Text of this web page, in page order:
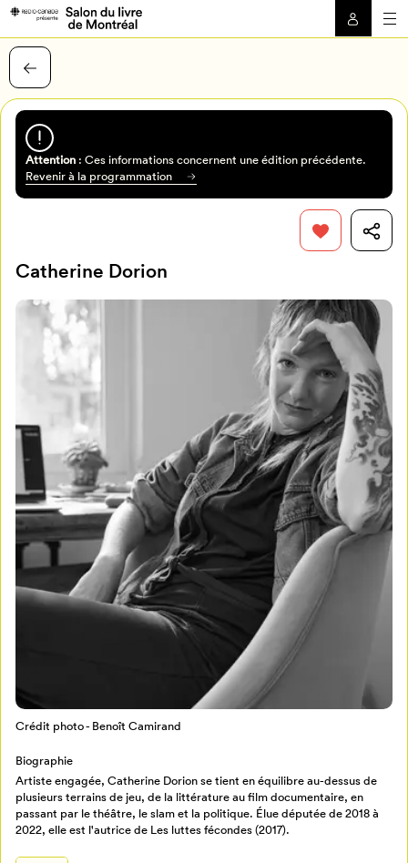
Mon Salon
Billetterie
Retour à l’accueil
Attention: Ces informations concernent une édition précédente.
Revenir à la programmation
Catherine Dorion
Crédit photo - Benoît Camirand
Biographie
Artiste engagée, Catherine Dorion se tient en équilibre au-dessus de
plusieurs terrains de jeu, de la littérature au film documentaire, en
passant par le théâtre, le slam et la politique. Élue députée de 2018 à
2022, elle est l'autrice de Les luttes fécondes (2017).
Pour enregistrer vos favoris,
connectez-vous ou créez votre profil
Mon Salon
Se connecter
Annuler